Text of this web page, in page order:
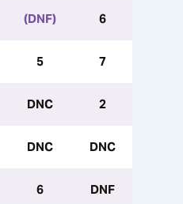
(DNF) 6
5 7
DNC 2
DNC DNC
6 DNF